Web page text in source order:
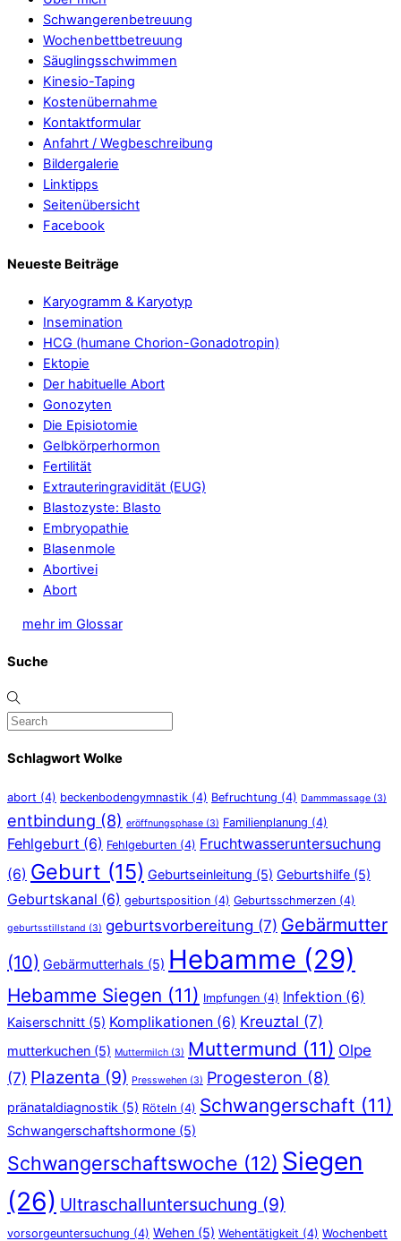
Schwangerenbetreuung
Wochenbettbetreuung
Säuglingsschwimmen
Kinesio-Taping
Kostenübernahme
Kontaktformular
Anfahrt / Wegbeschreibung
Bildergalerie
Linktipps
Seitenübersicht
Facebook
Neueste Beiträge
Karyogramm & Karyotyp
Insemination
HCG (humane Chorion-Gonadotropin)
Ektopie
Der habituelle Abort
Gonozyten
Die Episiotomie
Gelbkörperhormon
Fertilität
Extrauteringravidität (EUG)
Blastozyste: Blasto
Embryopathie
Blasenmole
Abortivei
Abort
mehr im Glossar
Suche
Schlagwort Wolke
abort (4) beckenbodengymnastik (4) Befruchtung (4) Dammmassage (3)
entbindung (8) eröffnungsphase (3) Familienplanung (4)
Fehlgeburt (6) Fehlgeburten (4) Fruchtwasseruntersuchung
(6) Geburt (15) Geburtseinleitung (5) Geburtshilfe (5)
Geburtskanal (6) geburtsposition (4) Geburtsschmerzen (4)
geburtsstillstand (3) geburtsvorbereitung (7) Gebärmutter
(10) Gebärmutterhals (5) Hebamme (29)
Hebamme Siegen (11) Impfungen (4) Infektion (6)
Kaiserschnitt (5) Komplikationen (6) Kreuztal (7)
mutterkuchen (5) Muttermilch (3) Muttermund (11) Olpe
(7) Plazenta (9) Presswehen (3) Progesteron (8)
pränataldiagnostik (5) Röteln (4) Schwangerschaft (11)
Schwangerschaftshormone (5)
Schwangerschaftswoche (12) Siegen
(26) Ultraschalluntersuchung (9)
vorsorgeuntersuchung (4) Wehen (5) Wehentätigkeit (4) Wochenbett